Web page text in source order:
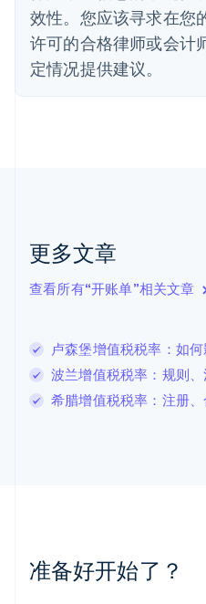
效性。您应该寻求在您
许可的合格律师或会计
定情况提供建议。
更多文章
查看所有“开账单”相关文章
卢森堡增值税税率：如
波兰增值税税率：规则
希腊增值税税率：注册
准备好开始了？
DeutschEnglish
法国
FrançaisEnglish
芬兰
EnglishSvenska
English Italiano
拉脱维亚
立陶宛
DeutschEnglish
卢森堡
FrançaisDeutsch English
罗马尼亚
墨西哥
EspañolEnglish